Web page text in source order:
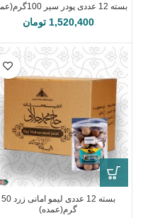
بسته 12 عددی پودر سیر 100گرم(عمده)
1,520,400 تومان
بسته 12 عددی لیمو امانی زرد 50
گرم(عمده)